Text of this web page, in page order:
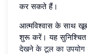
कर सकते हैं।
आत्मविश्वास के साथ
शुरू करें। यह
देखने के टूल का उपयोग